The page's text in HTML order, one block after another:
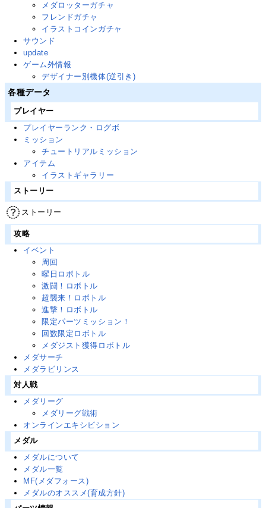
メダロッターガチャ
フレンドガチャ
イラストコインガチャ
サウンド
update
ゲーム外情報
デザイナー別機体(逆引き)
各種データ
プレイヤー
プレイヤーランク・ログボ
ミッション
チュートリアルミッション
アイテム
イラストギャラリー
ストーリー
ストーリー
攻略
イベント
周回
曜日ロボトル
激闘！ロボトル
超襲来！ロボトル
進撃！ロボトル
限定パーツミッション！
回数限定ロボトル
メダジスト獲得ロボトル
メダサーチ
メダラビリンス
対人戦
メダリーグ
メダリーグ戦術
オンラインエキシビション
メダル
メダルについて
メダル一覧
MF(メダフォース)
メダルのオススメ(育成方針)